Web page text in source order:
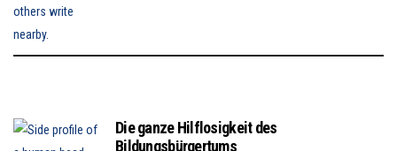
Die ganze Hilflosigkeit des
Bildungsbürgertums